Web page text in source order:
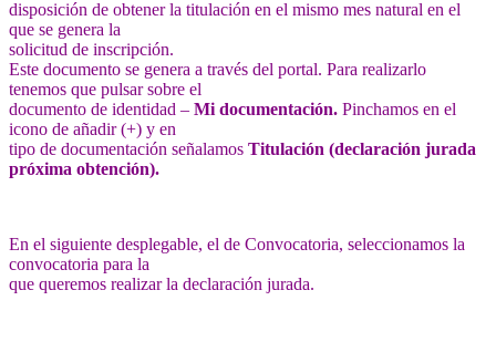
disposición de obtener la titulación en el mismo mes natural en el
que se genera la
solicitud de inscripción.
Este documento se genera a través del portal. Para realizarlo
tenemos que pulsar sobre el
documento de identidad – Mi documentación. Pinchamos en el
icono de añadir (+) y en
tipo de documentación señalamos Titulación (declaración jurada
próxima obtención).
En el siguiente desplegable, el de Convocatoria, seleccionamos la
convocatoria para la
que queremos realizar la declaración jurada.